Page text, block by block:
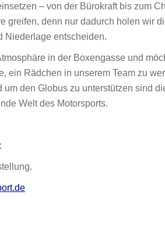
– von der Bürokraft bis zum
greifen, denn nur dadurch holen wir
Niederlage entscheiden.
in der Boxengasse und
ein Rädchen in unserem Team zu
den Globus zu unterstützen sind
Welt des Motorsports.